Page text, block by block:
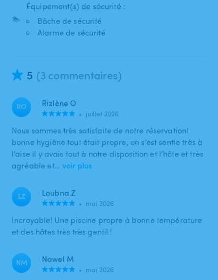
🏊
Équipement(s) de sécurité :
Bâche de sécurité
Alarme de sécurité
5 (3 commentaires)
RO Rizlène O
• juillet 2026
Nous sommes très satisfaite de notre réservation!
bonne hygiène tout était propre, on s’est sentie très à
l’aise il y avais tout à notre disposition et l’hôte et très
agréable et… voir plus
LZ Loubna Z
• mai 2026
Incroyable! Une piscine propre à bonne température
et des hôtes très très gentil !
NM Nawel M
• mai 2026